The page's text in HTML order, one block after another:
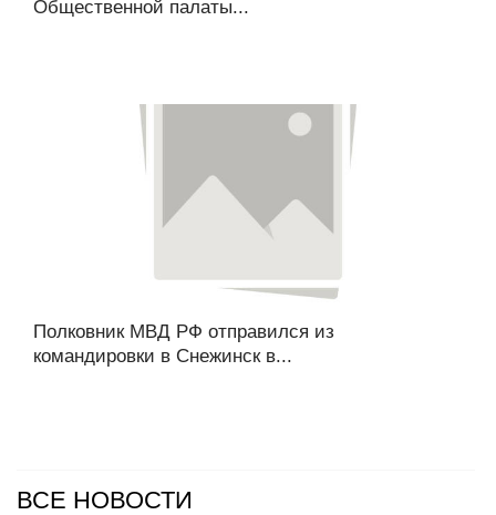
Общественной палаты...
Полковник МВД РФ отправился из
командировки в Снежинск в...
ВСЕ НОВОСТИ